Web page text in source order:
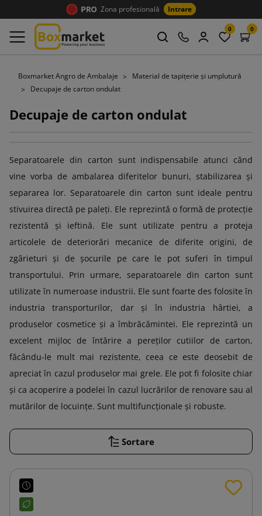
Zona profesională Intrare
0 0
Boxmarket Angro de Ambalaje
Material de tapițerie și umplutură
Decupaje de carton ondulat
Decupaje de carton ondulat
Separatoarele din carton sunt indispensabile atunci când
vine vorba de ambalarea diferitelor bunuri, stabilizarea și
separarea lor. Separatoarele din carton sunt ideale pentru
stivuirea directă pe paleți. Ele reprezintă o formă de protecție
rezistentă și ieftină. Ele sunt utilizate pentru a proteja
articolele de deteriorări mecanice de diferite origini, de
zgârieturi și de șocurile pe care le pot suferi în timpul
transportului. Prin urmare, separatoarele din carton sunt
utilizate în numeroase industrii. Ele sunt foarte des folosite în
industria transporturilor, dar și în industria hârtiei, a
produselor cosmetice și a îmbrăcămintei. Ele reprezintă un
excelent mijloc de întărire a pereților cutiilor de carton,
făcându-le mult mai rezistente, ceea ce este deosebit de
apreciat în cazul produselor mai grele. Ele pot fi folosite chiar
și ca acoperire a podelei în cazul lucrărilor de renovare sau al
mutărilor de locuințe. Sunt multifuncționale și robuste.
Sortare